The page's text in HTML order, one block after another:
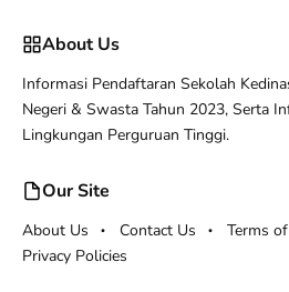
About Us
Informasi Pendaftaran Sekolah
Negeri & Swasta Tahun 2023, Serta
Lingkungan Perguruan Tinggi.
Our Site
About Us Contact Us Terms
Privacy Policies